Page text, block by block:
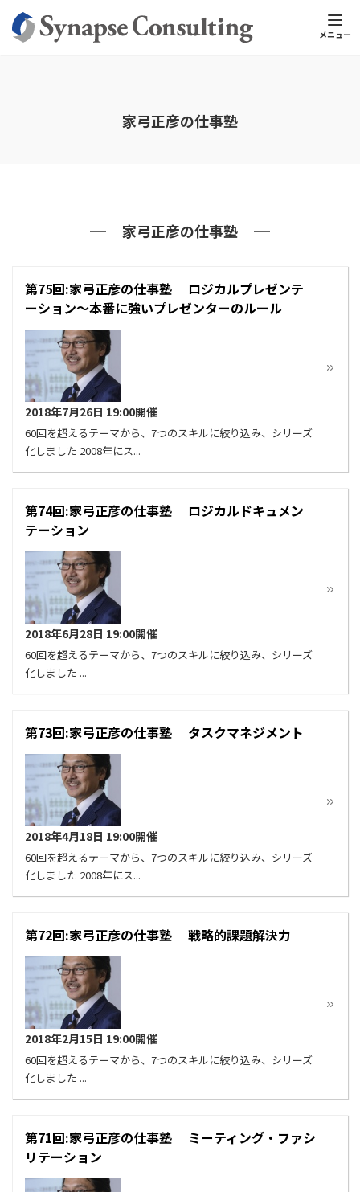
メニュー
シナプスTOP 家弓正彦の仕事塾
家弓正彦の仕事塾
家弓正彦の仕事塾
第75回:家弓正彦の仕事塾 ロジカルプレゼンテ
ーション～本番に強いプレゼンターのルール
2018年7月26日 19:00開催
60回を超えるテーマから、7つのスキルに絞り込み、シリーズ
化しました 2008年にス...
第74回:家弓正彦の仕事塾 ロジカルドキュメン
テーション
2018年6月28日 19:00開催
60回を超えるテーマから、7つのスキルに絞り込み、シリーズ
化しました ...
第73回:家弓正彦の仕事塾 タスクマネジメント
2018年4月18日 19:00開催
60回を超えるテーマから、7つのスキルに絞り込み、シリーズ
化しました 2008年にス...
第72回:家弓正彦の仕事塾 戦略的課題解決力
2018年2月15日 19:00開催
60回を超えるテーマから、7つのスキルに絞り込み、シリーズ
化しました ...
第71回:家弓正彦の仕事塾 ミーティング・ファシ
リテーション